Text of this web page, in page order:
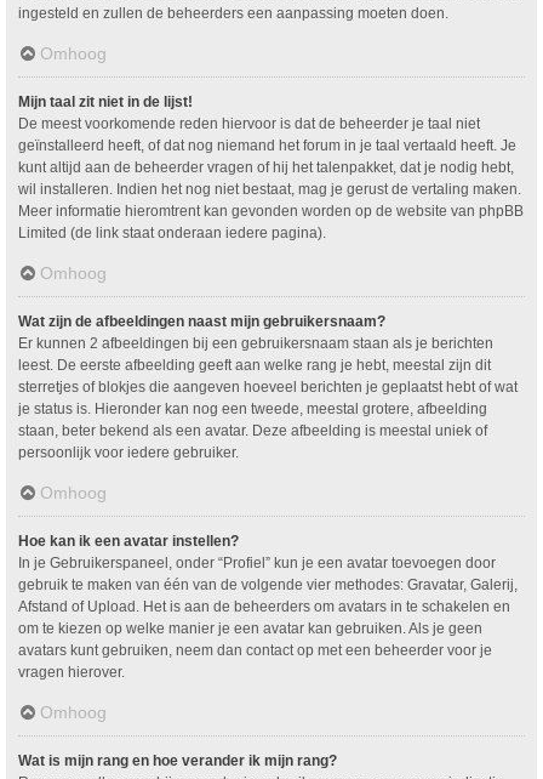
ingesteld en zullen de beheerders een aanpassing moeten doen.
Omhoog
Mijn taal zit niet in de lijst!
De meest voorkomende reden hiervoor is dat de beheerder je taal niet
geïnstalleerd heeft, of dat nog niemand het forum in je taal vertaald heeft. Je
kunt altijd aan de beheerder vragen of hij het talenpakket, dat je nodig hebt,
wil installeren. Indien het nog niet bestaat, mag je gerust de vertaling maken.
Meer informatie hieromtrent kan gevonden worden op de website van phpBB
Limited (de link staat onderaan iedere pagina).
Omhoog
Wat zijn de afbeeldingen naast mijn gebruikersnaam?
Er kunnen 2 afbeeldingen bij een gebruikersnaam staan als je berichten
leest. De eerste afbeelding geeft aan welke rang je hebt, meestal zijn dit
sterretjes of blokjes die aangeven hoeveel berichten je geplaatst hebt of wat
je status is. Hieronder kan nog een tweede, meestal grotere, afbeelding
staan, beter bekend als een avatar. Deze afbeelding is meestal uniek of
persoonlijk voor iedere gebruiker.
Omhoog
Hoe kan ik een avatar instellen?
In je Gebruikerspaneel, onder “Profiel” kun je een avatar toevoegen door
gebruik te maken van één van de volgende vier methodes: Gravatar, Galerij,
Afstand of Upload. Het is aan de beheerders om avatars in te schakelen en
om te kiezen op welke manier je een avatar kan gebruiken. Als je geen
avatars kunt gebruiken, neem dan contact op met een beheerder voor je
vragen hierover.
Omhoog
Wat is mijn rang en hoe verander ik mijn rang?